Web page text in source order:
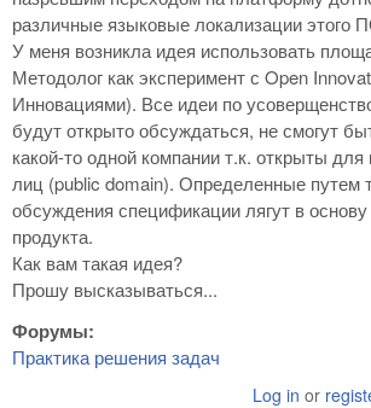
различные языковые локализации этого
У меня возникла идея использовать
Методолог как эксперимент с Open
Инновациями). Все идеи по
будут открыто обсуждаться, не смогут
какой-то одной компании т.к. открыты для
лиц (public domain). Определенные путем
обсуждения спецификации лягут в
продукта.
Как вам такая идея?
Прошу высказываться...
Форумы:
Практика решения задач
Log in or